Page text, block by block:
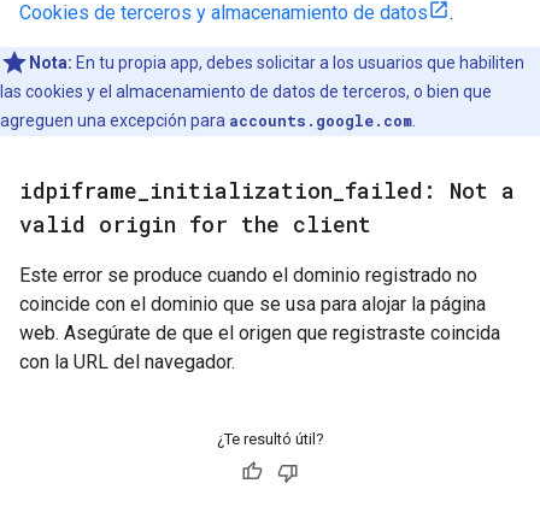
Cookies de terceros y almacenamiento de datos
.
Nota: En tu propia app, debes solicitar a los usuarios que habiliten
las cookies y el almacenamiento de datos de terceros, o bien que
agreguen una excepción para accounts.google.com
idpiframe initialization failed: Not a
valid origin for the client
Este error se produce cuando el dominio registrado no
coincide con el dominio que se usa para alojar la página
web. Asegúrate de que el origen que registraste coincida
con la URL del navegador.
¿Te resultó útil?